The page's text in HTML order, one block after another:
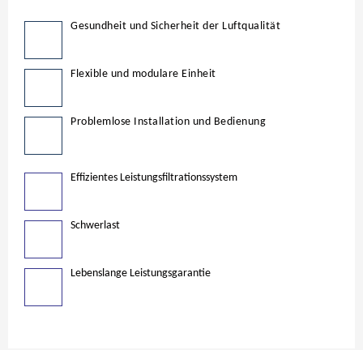
Gesundheit und Sicherheit der Luftqualität
Flexible und modulare Einheit
Problemlose Installation und Bedienung
Effizientes Leistungsfiltrationssystem
Schwerlast
Lebenslange Leistungsgarantie